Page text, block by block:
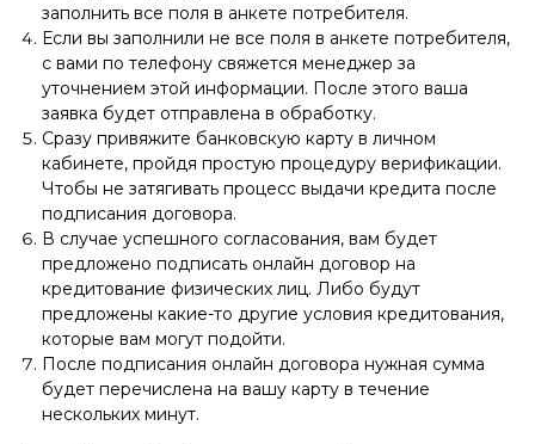
заполнить все поля в анкете потребителя.
Если вы заполнили не все поля в анкете потребителя,
с вами по телефону свяжется менеджер за
уточнением этой информации. После этого ваша
заявка будет отправлена в обработку.
Сразу привяжите банковскую карту в личном
кабинете, пройдя простую процедуру верификации.
Чтобы не затягивать процесс выдачи кредита после
подписания договора.
В случае успешного согласования, вам будет
предложено подписать онлайн договор на
кредитование физических лиц. Либо будут
предложены какие-то другие условия кредитования,
которые вам могут подойти.
После подписания онлайн договора нужная сумма
будет перечислена на вашу карту в течение
нескольких минут.